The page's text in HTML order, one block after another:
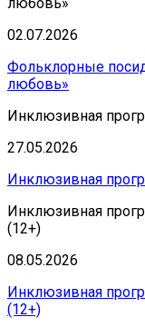
02.07.2026
Фольклорные
любовь»
Инклюзивная
27.05.2026
Инклюзивная
Инклюзивная
(12+)
08.05.2026
Инклюзивная
(12+)